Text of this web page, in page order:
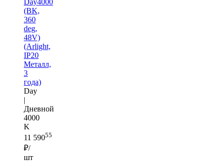
(BK,
360
deg,
48V)
(Arlight,
IP20
Металл,
3
года)
Day
|
Дневной
4000
K
11 59055
₽/
шт